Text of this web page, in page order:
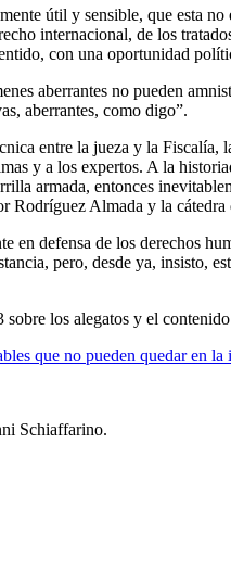
útil y sensible, que esta
internacional, de los
con una oportunidad
aberrantes no pueden
aberrantes, como digo”.
entre la jueza y la
y a los expertos. A la
armada, entonces
Almada y la
en defensa de los derechos
pero, desde ya, insisto,
los alegatos y el
que no pueden quedar en la
Schiaffarino.